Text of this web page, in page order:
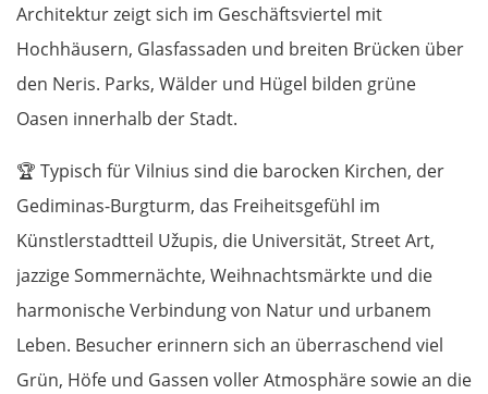
Architektur zeigt sich im Geschäftsviertel mit
Hochhäusern, Glasfassaden und breiten Brücken über
den Neris. Parks, Wälder und Hügel bilden grüne
Oasen innerhalb der Stadt.
🏆 Typisch für Vilnius sind die barocken Kirchen, der
Gediminas-Burgturm, das Freiheitsgefühl im
Künstlerstadtteil Užupis, die Universität, Street Art,
jazzige Sommernächte, Weihnachtsmärkte und die
harmonische Verbindung von Natur und urbanem
Leben. Besucher erinnern sich an überraschend viel
Grün, Höfe und Gassen voller Atmosphäre sowie an die